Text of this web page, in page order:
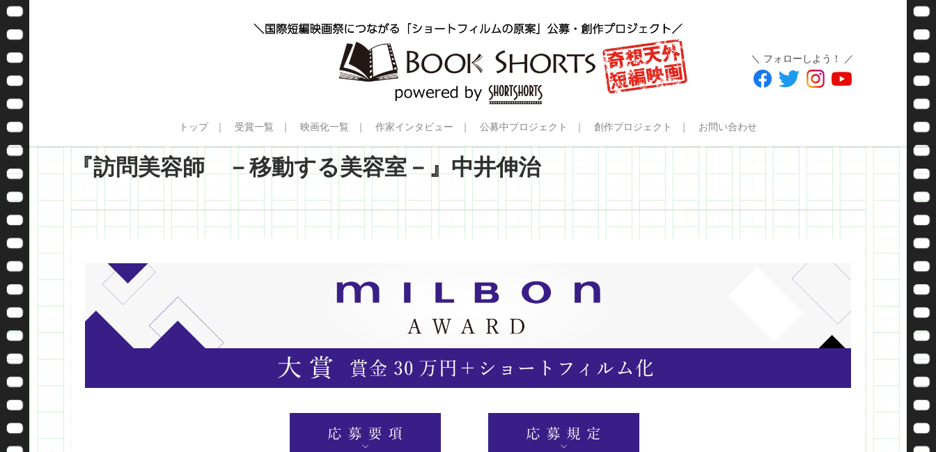
＼ フォローしよう！ ／
トップ 受賞一覧 映画化一覧 作家インタビュー 公募中プロジェクト 創作プロジェクト お問い合わせ
『訪問美容師 －移動する美容室－』中井伸治